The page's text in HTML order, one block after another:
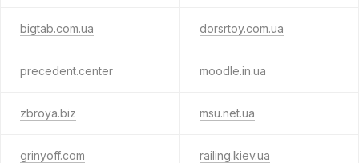
bigtab.com.ua dorsrtoy.com.ua
precedent.center moodle.in.ua
zbroya.biz msu.net.ua
grinyoff.com railing.kiev.ua